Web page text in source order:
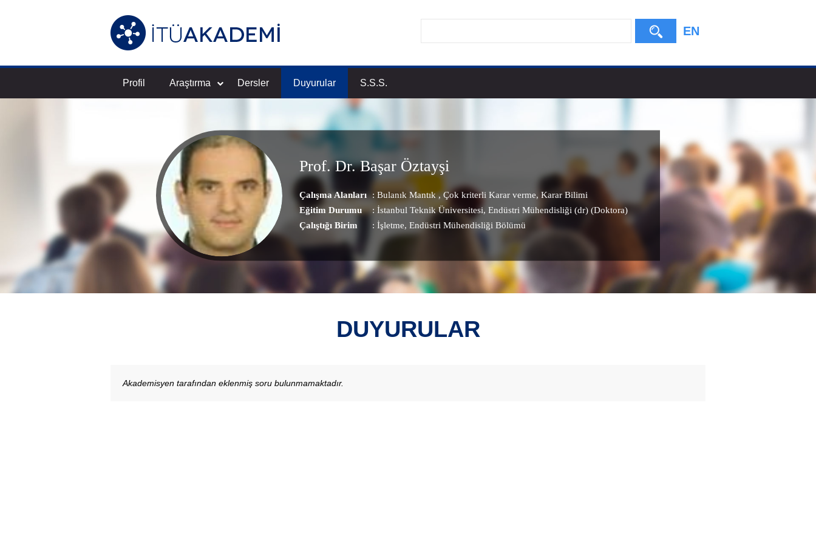
EN
Profil Araştırma Dersler Duyurular S.S.S.
Prof. Dr. Başar Öztayşi
Çalışma Alanları : Bulanık Mantık,Çok kriterli Karar verme, Karar Bilimi
Eğitim Durumu
: İstanbul Teknik Üniversitesi, Endüstri Mühendisliği (dr) (Doktora)
Çalıştığı Birim
: İşletme, Endüstri Mühendisliği Bölümü
DUYURULAR
Akademisyen tarafından eklenmiş soru bulunmamaktadır.